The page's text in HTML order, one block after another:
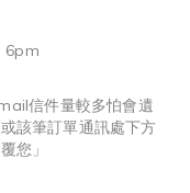
6pm
mail信件量較多怕會遺
該筆訂單通訊處下方
您」